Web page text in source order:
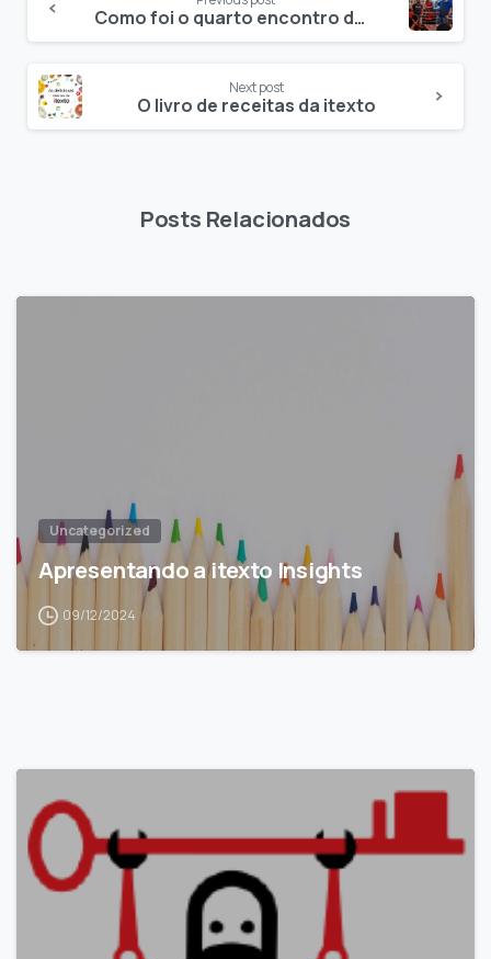
Como foi o quarto encontro do grupo “Spring, Groovy e Grails em BH” – Segurança da Informação
Next post
O livro de receitas da itexto
Posts Relacionados
Uncategorized
Apresentando a itexto Insights
09/12/2024